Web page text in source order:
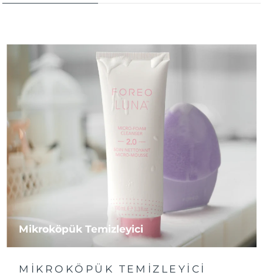
Mikroköpük Temizleyici
MIKROKÖPÜK TEMIZLEYICI